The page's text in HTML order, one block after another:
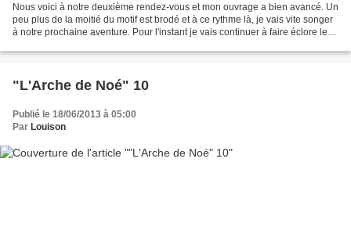
Nous voici à notre deuxième rendez-vous et mon ouvrage a bien avancé. Un
peu plus de la moitié du motif est brodé et à ce rythme là, je vais vite songer
à notre prochaine aventure. Pour l'instant je vais continuer à faire éclore les
"L'Arche de Noé" 10
Publié le 18/06/2013 à 05:00
Par Louison